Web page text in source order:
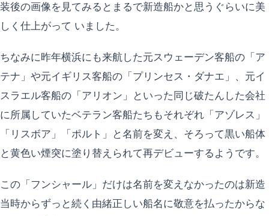
装後の画像を見てみるとまるで新造船かと思うぐらいに美
しく仕上がって いました。
ちなみに昨年横浜にも来航した元スウェーデン客船の「ア
テナ」や元イギリス客船の「プリンセス・ダナエ」、元イ
スラエル客船の「アリオン」といった同じ破たんした会社
に所属していたベテラン客船たちもそれぞれ「アゾレス」
「リスボア」「ポルト」と名前を変え、そろって黒い船体
と黄色い煙突に塗り替えられて再デビューするようです。
この「フンシャール」だけは名前を変えなかったのは新造
当時からずっと続く由緒正しい船名に敬意を払ったからな